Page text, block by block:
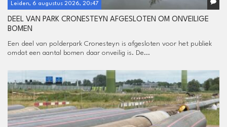
Leiden, 6 augustus 2026, 20:47
DEEL VAN PARK CRONESTEYN AFGESLOTEN OM ONVEILIGE
BOMEN
Een deel van polderpark Cronesteyn is afgesloten voor het publiek
omdat een aantal bomen daar onveilig is. De...